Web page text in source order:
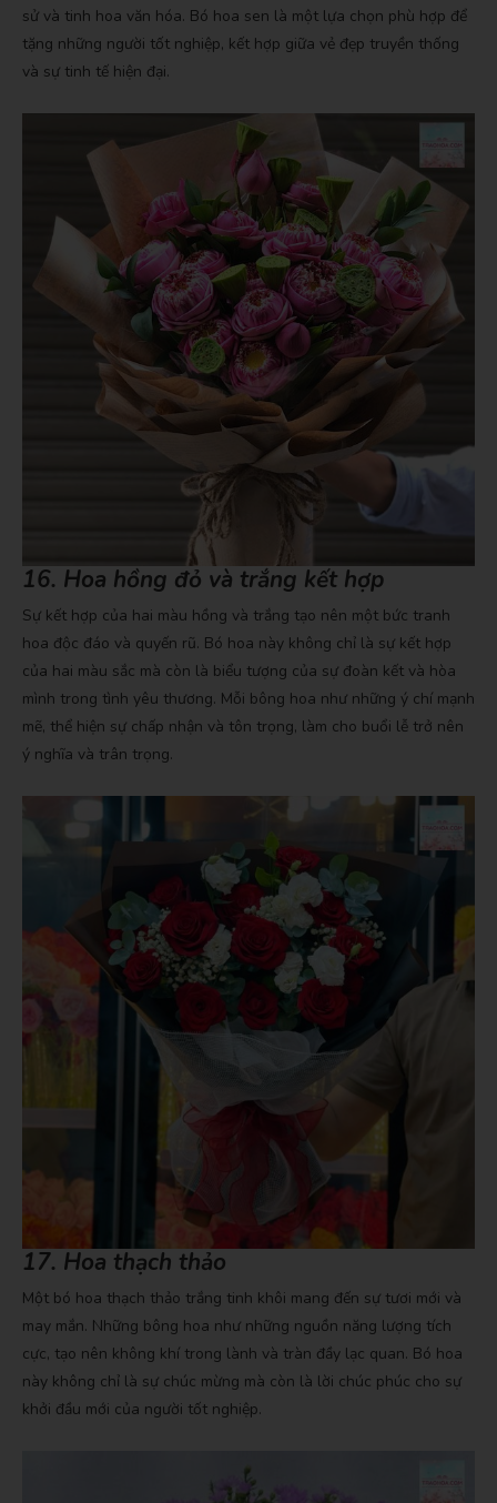
sử và tinh hoa văn hóa. Bó hoa sen là một lựa chọn phù hợp để
tặng những người tốt nghiệp, kết hợp giữa vẻ đẹp truyền thống
và sự tinh tế hiện đại.
16. Hoa hồng đỏ và trắng kết hợp
Sự kết hợp của hai màu hồng và trắng tạo nên một bức tranh
hoa độc đáo và quyến rũ. Bó hoa này không chỉ là sự kết hợp
của hai màu sắc mà còn là biểu tượng của sự đoàn kết và hòa
mình trong tình yêu thương. Mỗi bông hoa như những ý chí mạnh
mẽ, thể hiện sự chấp nhận và tôn trọng, làm cho buổi lễ trở nên
ý nghĩa và trân trọng.
17. Hoa thạch thảo
Một bó hoa thạch thảo trắng tinh khôi mang đến sự tươi mới và
may mắn. Những bông hoa như những nguồn năng lượng tích
cực, tạo nên không khí trong lành và tràn đầy lạc quan. Bó hoa
này không chỉ là sự chúc mừng mà còn là lời chúc phúc cho sự
khởi đầu mới của người tốt nghiệp.